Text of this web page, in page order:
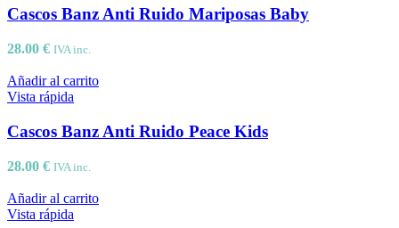
Cascos Banz Anti Ruido Mariposas Baby
28.00 € IVA inc.
Añadir al carrito
Vista rápida
Cascos Banz Anti Ruido Peace Kids
28.00 € IVA inc.
Añadir al carrito
Vista rápida